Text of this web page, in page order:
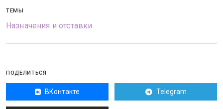
ТЕМЫ
Назначения и отставки
ПОДЕЛИТЬСЯ
ВКонтакте Telegram